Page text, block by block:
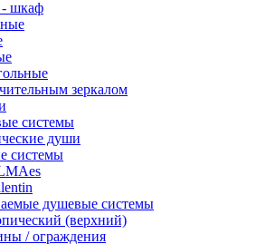
- шкаф
зеркалом
системы
души
системы
душевые системы
(верхний)
/ ограждения